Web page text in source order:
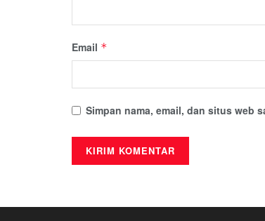
Email *
Simpan nama, email, dan situs web